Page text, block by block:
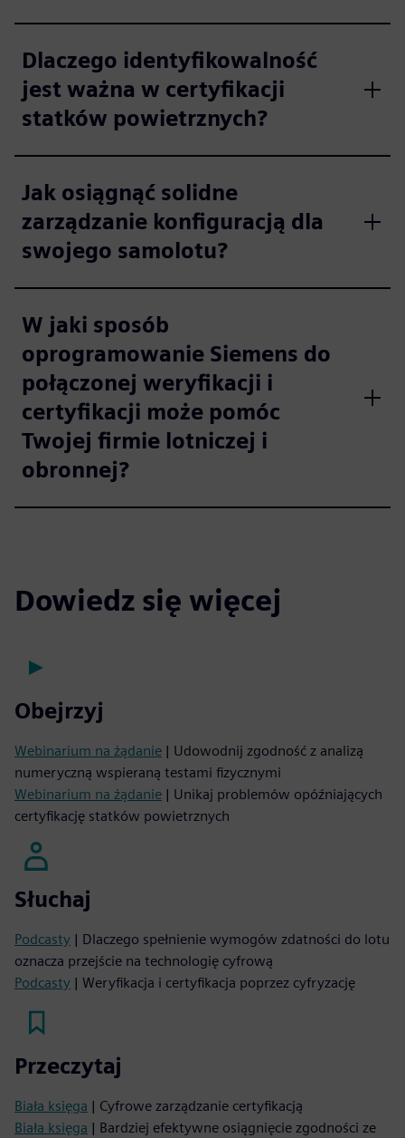
Dlaczego identyfikowalność
jest ważna w certyfikacji
statków powietrznych?
Jak osiągnąć solidne
zarządzanie konfiguracją dla
swojego samolotu?
W jaki sposób
oprogramowanie Siemens do
połączonej weryfikacji i
certyfikacji może pomóc
Twojej firmie lotniczej i
obronnej?
Dowiedz się więcej
Obejrzyj
Webinarium na żądanie | Udowodnij zgodność z analizą
numeryczną wspieraną testami fizycznymi
Webinarium na żądanie | Unikaj problemów opóźniających
certyfikację statków powietrznych
Słuchaj
Podcasty | Dlaczego spełnienie wymogów zdatności do lotu
oznacza przejście na technologię cyfrową
Podcasty | Weryfikacja i certyfikacja poprzez cyfryzację
Przeczytaj
Biała księga | Cyfrowe zarządzanie certyfikacją
Biała księga | Bardziej efektywne osiągnięcie zgodności ze